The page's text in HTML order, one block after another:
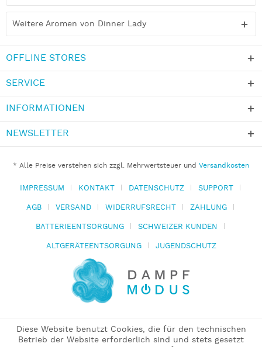
Weitere Aromen von Dinner Lady
OFFLINE STORES
SERVICE
INFORMATIONEN
NEWSLETTER
* Alle Preise verstehen sich zzgl. Mehrwertsteuer und Versandkosten
IMPRESSUM KONTAKT DATENSCHUTZ
SUPPORT
AGB
VERSAND WIDERRUFSRECHT
ZAHLUNG
BATTERIEENTSORGUNG
SCHWEIZER KUNDEN
ALTGERÄTEENTSORGUNG
JUGENDSCHUTZ
Diese Website benutzt Cookies, die für den technischen
Betrieb der Website erforderlich sind und stets gesetzt